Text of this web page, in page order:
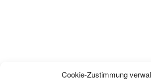
Cookie-Zustimmung